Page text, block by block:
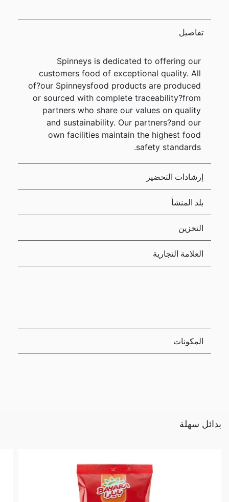
تفاصيل
Spinneys is dedicated to offering our
customers food of exceptional quality. All
of?our Spinneysfood products are produced
or sourced with complete traceability?from
partners who share our values on quality
and sustainability. Our partners?and our
own facilities maintain the highest food
safety standards.
إرشادات التحضير
بلد المنشأ
التخزين
العلامة التجارية
المكونات
بدائل سهلة